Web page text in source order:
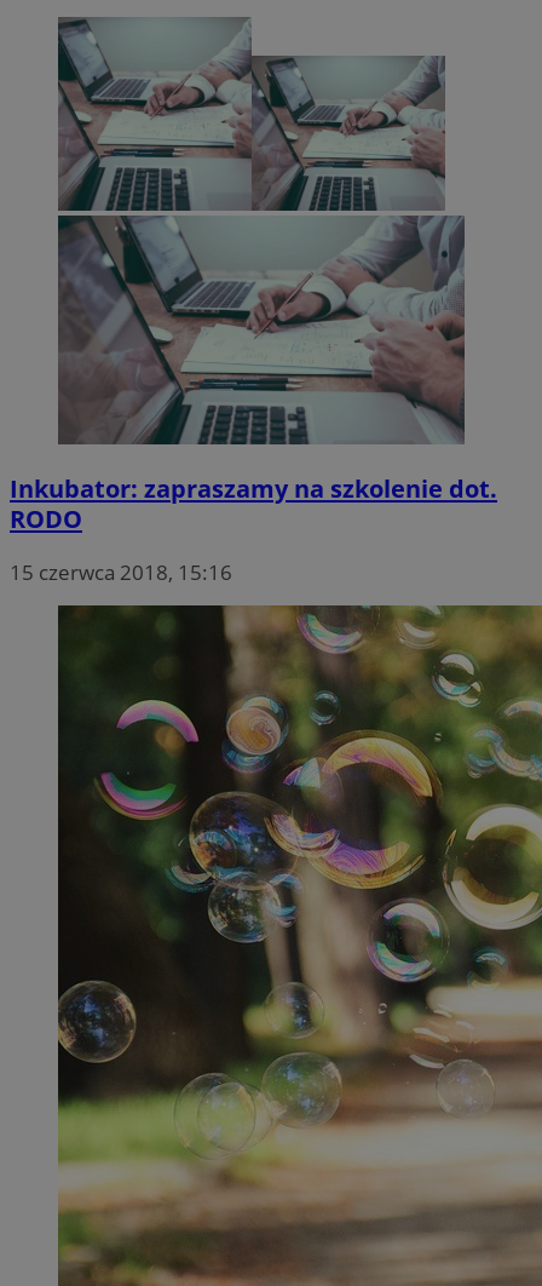
Inkubator: zapraszamy na szkolenie dot.
RODO
15 czerwca 2018, 15:16